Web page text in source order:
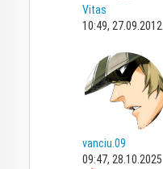
Vitas
10:49, 27.09.2012
vanciu.09
09:47, 28.10.2025